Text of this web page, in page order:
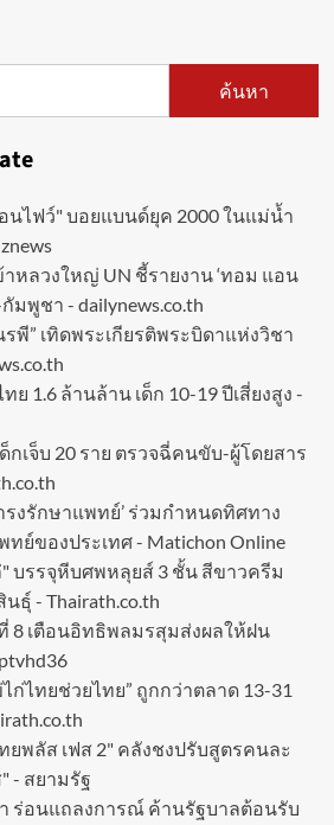
ค้นหา
นไฟว์" บอยแบนด์ยุค 2000 ในแม่น้ำ
าหลวงใหญ่ UN ชี้รายงาน ‘ทอม แอน
มพูชา - dailynews.co.th
พี” เทิดพระเกียรติพระบิดาแห่งวิชา
ย 1.6 ล้านล้าน เด็ก 10-19 ปีเสี่ยงสูง -
กเจ็บ 20 ราย ตรวจฉี่คนขับ-ผู้โดยสาร
รงรักษาแพทย์’ ร่วมกำหนดทิศทาง
ย์ของประเทศ - Matichon Online
บรรจุหีบศพหลุยส์ 3 ชั้น สีขาวครีม
ธุ์ - Thairath.co.th
8 เตือนอิทธิพลมรสุมส่งผลให้ฝน
ก่ไทยช่วยไทย” ถูกกว่าตลาด 13-31
ยพลัส เฟส 2" คลังชงปรับสูตรคนละ
- สยามรัฐ
ร่อนแถลงการณ์ ค้านรัฐบาลต้อนรับ